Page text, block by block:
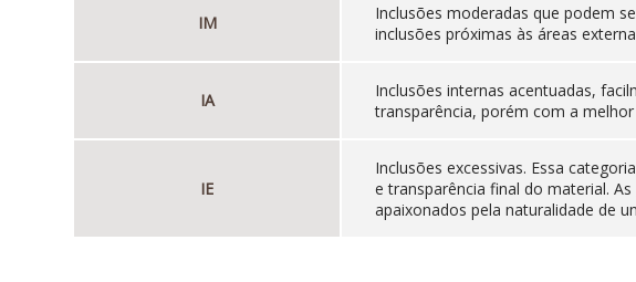
IM
Inclusões moderadas que podem
inclusões próximas às áreas
IA
Inclusões internas acentuadas,
transparência, porém com a
IE
Inclusões excessivas. Essa
e transparência final do material.
apaixonados pela naturalidade de